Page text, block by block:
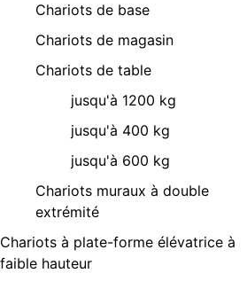
Chariots de base
Chariots de magasin
Chariots de table
jusqu'à 1200 kg
jusqu'à 400 kg
jusqu'à 600 kg
Chariots muraux à double
extrémité
Chariots à plate-forme élévatrice à
faible hauteur